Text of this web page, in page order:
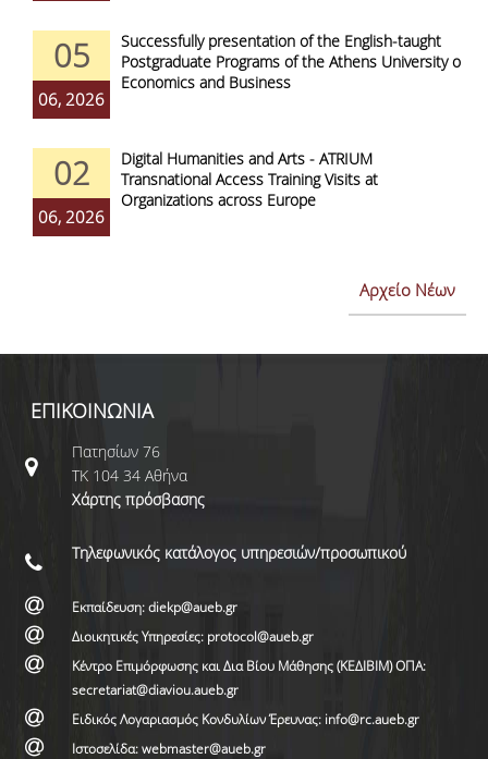
05
06, 2026
Successfully presentation of the English-taught
Postgraduate Programs of the Athens University of
Economics and Business
02
06, 2026
Digital Humanities and Arts - ATRIUM
Transnational Access Training Visits at
Organizations across Europe
Αρχείο Νέων
ΕΠΙΚΟΙΝΩΝΙΑ
Πατησίων 76
ΤΚ 104 34 Αθήνα
Χάρτης πρόσβασης
Τηλεφωνικός κατάλογος υπηρεσιών/προσωπικού
Εκπαίδευση: diekp@aueb.gr
Διοικητικές Υπηρεσίες: protocol@aueb.gr
Κέντρο Επιμόρφωσης και Δια Βίου Μάθησης (ΚΕΔΙΒΙΜ) ΟΠΑ:
secretariat@diaviou.aueb.gr
Ειδικός Λογαριασμός Κονδυλίων Έρευνας: info@rc.aueb.gr
Ιστοσελίδα: webmaster@aueb.gr